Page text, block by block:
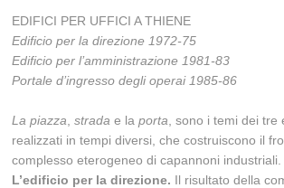
EDIFICI PER UFFICI A THIENE
Edificio per la direzione 1972-75
Edificio per l’amministrazione 1981-83
Portale d’ingresso degli operai 1985-86
La piazza ,strada e laporta , sono i temi dei
realizzati in tempi diversi, che costruiscono il
complesso eterogeneo di capannoni industriali.
L’edificio per la direzione. Il risultato della